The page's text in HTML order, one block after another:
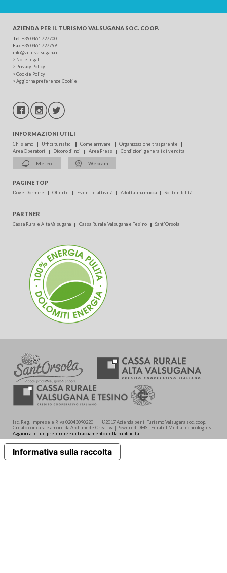
AZIENDA PER IL TURISMO VALSUGANA SOC. COOP.
Tel +39 0461 727700
Fax+39 0461 727799
info@visitvalsugana.it
> Note legali
> Privacy Policy
>Cookie Policy
>Aggiorna preferenze Cookie
INFORMAZIONI UTILI
Chi siamo Uffici turistici Come arrivare
Organizzazione trasparente
Area Operatori
Dicono di noi Area Press Condizioni generali di vendita
Meteo Webcam
PAGINE TOP
Dove Dormire Offerte Eventi e attività Adotta una mucca Sostenibilità
PARTNER
Cassa Rurale Alta Valsugana Cassa Rurale Valsugana e Tesino Sant'Orsola
Isc. Reg. Imprese e P.Iva 02043090220 | ©2017 Azienda per il Turismo Valsugana soc. coop.
Creato con cura e amore da Archimede.Creativa | Powered DMS - Feratel Media Technologies
Aggiorna le tue preferenze di tracciamento della pubblicità
Informativa sulla raccolta